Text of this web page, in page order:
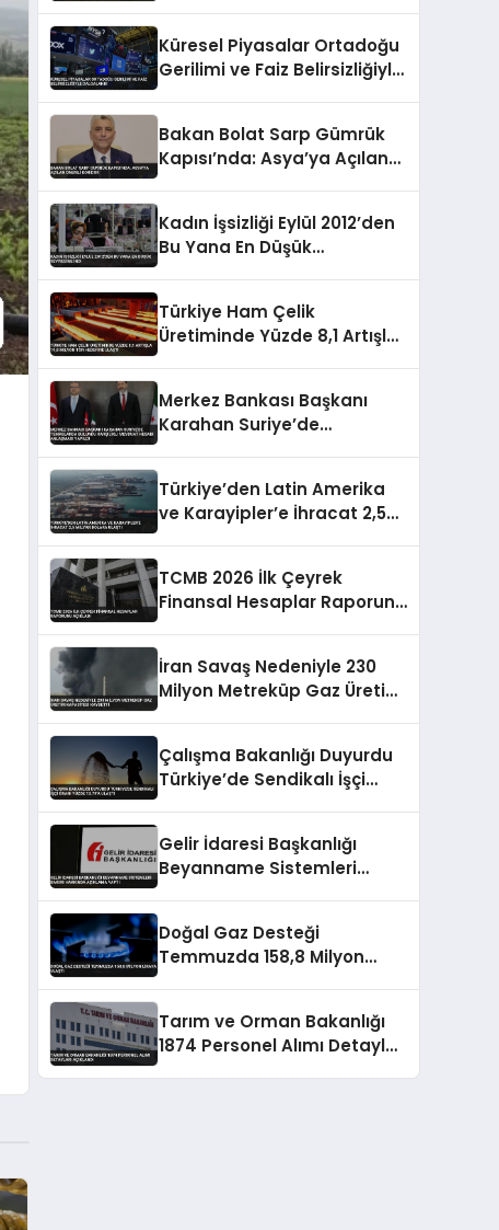
Küresel Piyasalar Ortadoğu
Gerilimi ve Faiz Belirsizliğiyle
Bakan Bolat Sarp Gümrük
Kapısı’nda: Asya’ya Açılan
Kadın İşsizliği Eylül 2012’den
Bu Yana En Düşük
Türkiye Ham Çelik
Üretiminde Yüzde 8,1 Artışla
Merkez Bankası Başkanı
Karahan Suriye’de
Anlaşması Yapıldı
Türkiye’den Latin Amerika
ve Karayipler’e İhracat 2,5
TCMB 2026 İlk Çeyrek
Finansal Hesaplar Raporunu
İran Savaş Nedeniyle 230
Milyon Metreküp Gaz Üretim
Çalışma Bakanlığı Duyurdu
Türkiye’de Sendikalı İşçi
Gelir İdaresi Başkanlığı
Beyanname Sistemleri
Doğal Gaz Desteği
Temmuzda 158,8 Milyon
Tarım ve Orman Bakanlığı
1874 Personel Alımı Detayları